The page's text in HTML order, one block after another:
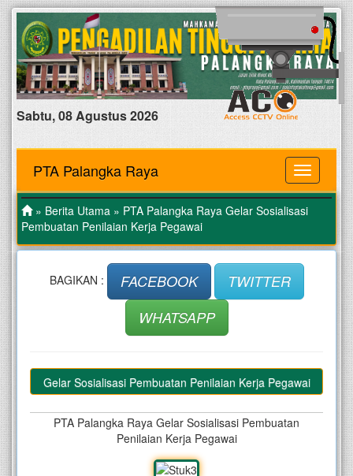
Sabtu, 08 Agustus 2026
MENU
PTA Palangka Raya
» Berita Utama » PTA Palangka Raya Gelar Sosialisasi
Pembuatan Penilaian Kerja Pegawai
BAGIKAN : FACEBOOK
TWITTER
WHATSAPP
Gelar Sosialisasi Pembuatan Penilaian Kerja Pegawai
PTA Palangka Raya Gelar Sosialisasi Pembuatan
Penilaian Kerja Pegawai